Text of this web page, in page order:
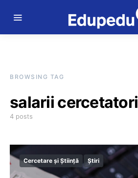
BROWSING TAG
salarii cercetatori
4 posts
Cercetare și Știință Știri